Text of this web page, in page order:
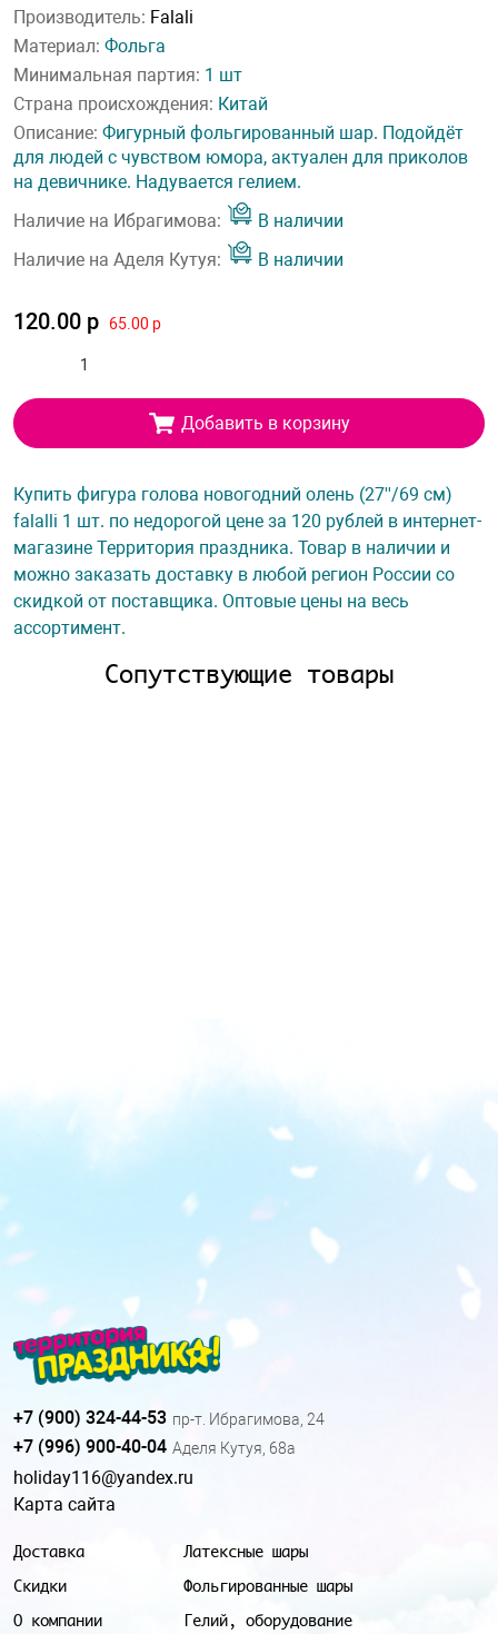
Производитель: Falali
Материал: Фольга
Минимальная партия: 1 шт
Страна происхождения: Китай
Описание: Фигурный фольгированный шар. Подойдёт
для людей с чувством юмора, актуален для приколов
на девичнике. Надувается гелием.
Наличие на Ибрагимова:
В наличии
Наличие на Аделя Кутуя:
В наличии
120.00 р 65.00 р
Добавить в корзину
Купить фигура голова новогодний олень (27''/69 см)
falalli 1 шт. по недорогой цене за 120 рублей в интернет-
магазине Территория праздника. Товар в наличии и
можно заказать доставку в любой регион России со
скидкой от поставщика. Оптовые цены на весь
ассортимент.
Сопутствующие товары
Доставка
Скидки
О компании
Латексные шары
Фольгированные шары
Гелий, оборудование
+7 (900) 324-44-53 пр-т. Ибрагимова, 24
+7 (996) 900-40-04 Аделя Кутуя, 68а
holiday116@yandex.ru
Карта сайта